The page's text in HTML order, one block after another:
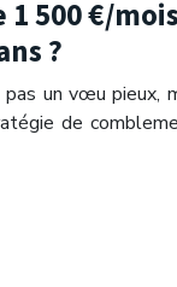
500 €/
?
un vœu pieux,
de